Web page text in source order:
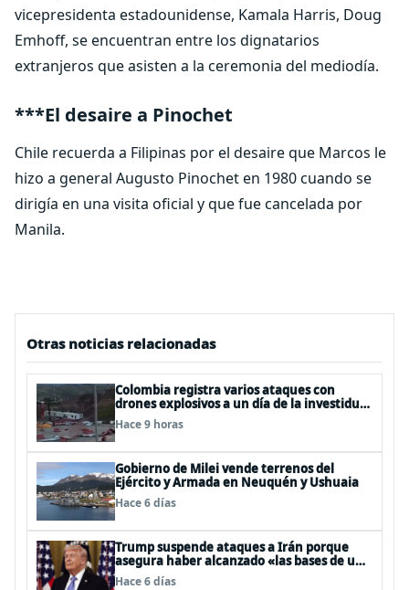
vicepresidenta estadounidense, Kamala Harris, Doug
Emhoff, se encuentran entre los dignatarios
extranjeros que asisten a la ceremonia del mediodía.
***El desaire a Pinochet
Chile recuerda a Filipinas por el desaire que Marcos le
hizo a general Augusto Pinochet en 1980 cuando se
dirigía en una visita oficial y que fue cancelada por
Manila.
Otras noticias relacionadas
Colombia registra varios ataques con
drones explosivos a un día de la investidura
de De la Espriella: un policía muerto
Hace 9 horas
Gobierno de Milei vende terrenos del
Ejército y Armada en Neuquén y Ushuaia
Hace 6 días
Trump suspende ataques a Irán porque
asegura haber alcanzado «las bases de un
acuerdo»
Hace 6 días